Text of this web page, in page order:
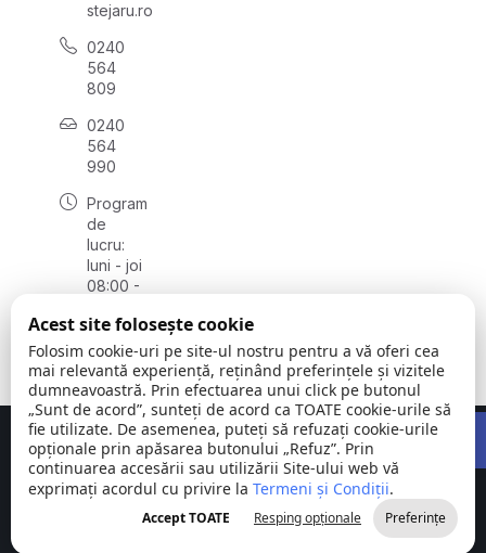
stejaru.ro
0240
564
809
0240
564
990
Program
de
lucru:
luni - joi
08:00 -
vineri
08:00 -
14:00
Comuna
Stejaru |
județul Tulcea
©
2026
Toate
drepturile
rezervate
Concept realizat deBig Media Relații Publice SRL
Acest site folosește cookie
Folosim cookie-uri pe site-ul nostru pentru a vă oferi cea
mai relevantă experiență, reținând preferințele și vizitele
dumneavoastră. Prin efectuarea unui click pe butonul
„Sunt de acord”, sunteți de acord ca TOATE cookie-urile să
fie utilizate. De asemenea, puteți să refuzați cookie-urile
opționale prin apăsarea butonului „Refuz”. Prin
continuarea accesării sau utilizării Site-ului web vă
exprimați acordul cu privire la Termeni și Condiții.
Accept TOATE Resping opționale Preferințe